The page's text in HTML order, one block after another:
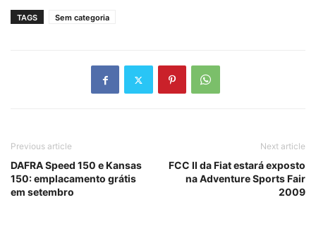
TAGS Sem categoria
Previous article
DAFRA Speed 150 e Kansas
150: emplacamento grátis
em setembro
Next article
FCC II da Fiat estará exposto
na Adventure Sports Fair
2009